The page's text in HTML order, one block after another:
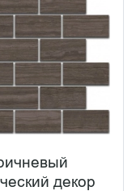
декор